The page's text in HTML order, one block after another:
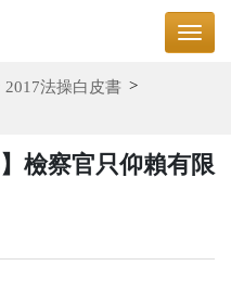
2017法操白皮書
檢察官只仰賴有限